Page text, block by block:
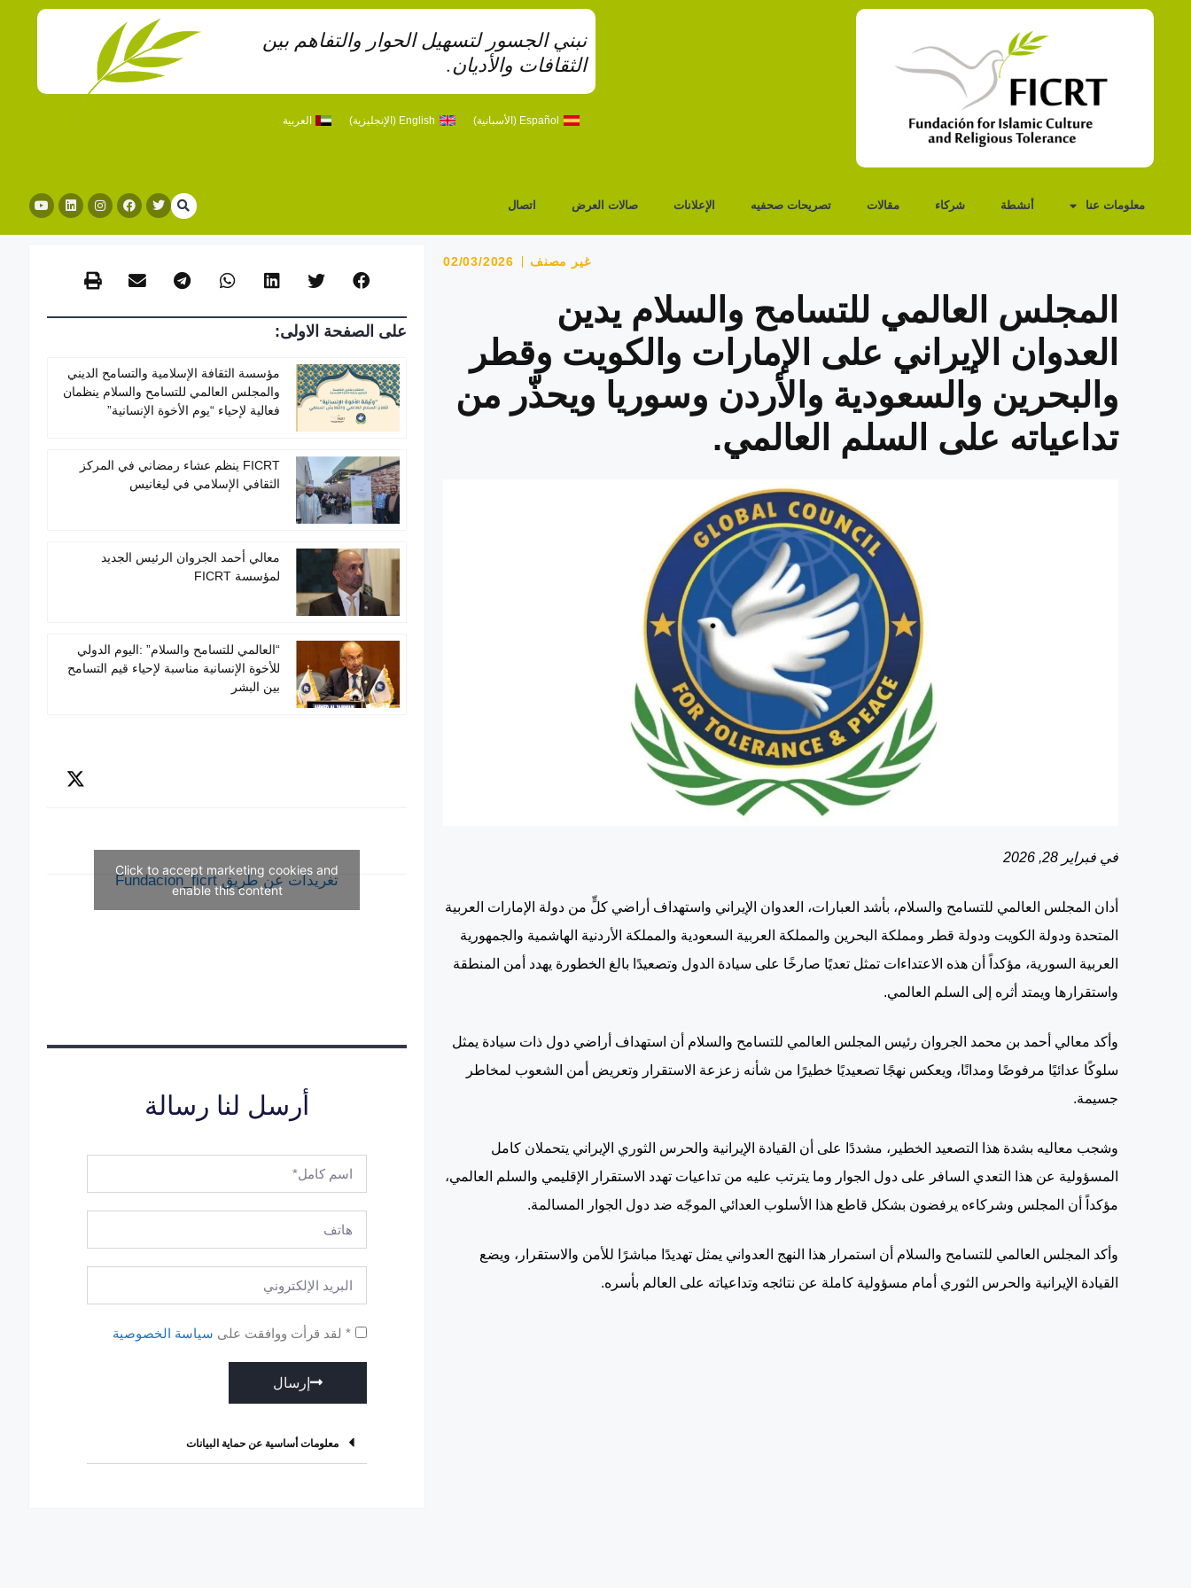
نبني الجسور لتسهيل الحوار والتفاهم بين
الثقافات والأديان.
Español
(الأسبانية)
English
(الإنجليزية) العربية
معلومات عنا أنشطة شركاء مقالات تصريحات صحفيه الإعلانات صالات العرض اتصال
غير مصنف 02/03/2026
المجلس العالمي للتسامح والسلام يدين
العدوان الإيراني على الإمارات والكويت وقطر
والبحرين والسعودية والأردن وسوريا ويحذّر من
تداعياته على السلم العالمي.
في فبراير 28, 2026
أدان المجلس العالمي للتسامح والسلام، بأشد العبارات، العدوان الإيراني واستهداف أراضي كلٍّ من دولة الإمارات العربية
المتحدة ودولة الكويت ودولة قطر ومملكة البحرين والمملكة العربية السعودية والمملكة الأردنية الهاشمية والجمهورية
العربية السورية، مؤكداً أن هذه الاعتداءات تمثل تعديًا صارخًا على سيادة الدول وتصعيدًا بالغ الخطورة يهدد أمن المنطقة
واستقرارها ويمتد أثره إلى السلم العالمي.
وأكد معالي أحمد بن محمد الجروان رئيس المجلس العالمي للتسامح والسلام أن استهداف أراضي دول ذات سيادة يمثل
سلوكًا عدائيًا مرفوضًا ومدانًا، ويعكس نهجًا تصعيديًا خطيرًا من شأنه زعزعة الاستقرار وتعريض أمن الشعوب لمخاطر
جسيمة.
وشجب معاليه بشدة هذا التصعيد الخطير، مشددًا على أن القيادة الإيرانية والحرس الثوري الإيراني يتحملان كامل
المسؤولية عن هذا التعدي السافر على دول الجوار وما يترتب عليه من تداعيات تهدد الاستقرار الإقليمي والسلم العالمي،
مؤكداً أن المجلس وشركاءه يرفضون بشكل قاطع هذا الأسلوب العدائي الموجّه ضد دول الجوار المسالمة.
وأكد المجلس العالمي للتسامح والسلام أن استمرار هذا النهج العدواني يمثل تهديدًا مباشرًا للأمن والاستقرار، ويضع
القيادة الإيرانية والحرس الثوري أمام مسؤولية كاملة عن نتائجه وتداعياته على العالم بأسره.
على الصفحة الاولى:
مؤسسة الثقافة الإسلامية والتسامح الديني
والمجلس العالمي للتسامح والسلام ينظمان
فعالية لإحياء “يوم الأخوة الإنسانية”
FICRT ينظم عشاء رمضاني في المركز
الثقافي الإسلامي في ليغانيس
معالي أحمد الجروان الرئيس الجديد
لمؤسسة FICRT
“العالمي للتسامح والسلام” :اليوم الدولي
للأخوة الإنسانية مناسبة لإحياء قيم التسامح
بين البشر
تغريدات عن طريق Fundacion_ficrt
Click to accept marketing cookies and
enable this content
أرسل لنا رسالة
* لقد قرأت ووافقت على سياسة الخصوصية
إرسال
t
معلومات أساسية عن حماية البيانات